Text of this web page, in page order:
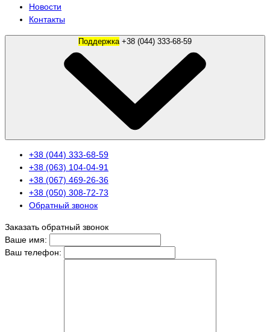
Новости
Контакты
Поддержка
+38 (044) 333-68-59
+38 (063) 104-04-91
+38 (067) 469-26-36
+38 (050) 308-72-73
Обратный звонок
Заказать обратный звонок
Ваше имя:
Ваш телефон: